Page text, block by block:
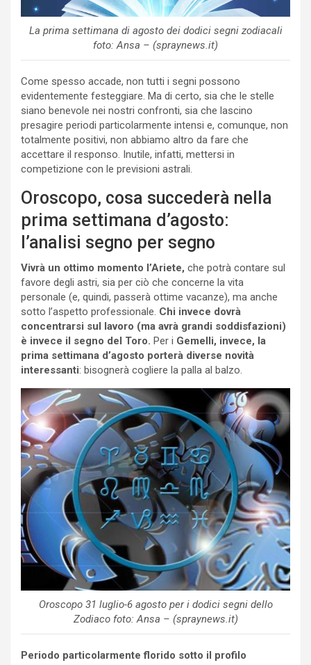
La prima settimana di agosto dei dodici segni zodiacali
foto: Ansa – (spraynews.it)
Come spesso accade, non tutti i segni possono
evidentemente festeggiare. Ma di certo, sia che le stelle
siano benevole nei nostri confronti, sia che lascino
presagire periodi particolarmente intensi e, comunque, non
totalmente positivi, non abbiamo altro da fare che
accettare il responso. Inutile, infatti, mettersi in
competizione con le previsioni astrali.
Oroscopo, cosa succederà nella
prima settimana d’agosto:
l’analisi segno per segno
Vivrà un ottimo momento l’Ariete, che potrà contare sul
favore degli astri, sia per ciò che concerne la vita
personale (e, quindi, passerà ottime vacanze), ma anche
sotto l’aspetto professionale. Chi invece dovrà
concentrarsi sul lavoro (ma avrà grandi soddisfazioni)
è invece il segno del Toro. Per i Gemelli, invece, la
prima settimana d’agosto porterà diverse novità
interessanti: bisognerà cogliere la palla al balzo.
Oroscopo 31 luglio-6 agosto per i dodici segni dello
Zodiaco foto: Ansa – (spraynews.it)
Periodo particolarmente florido sotto il profilo